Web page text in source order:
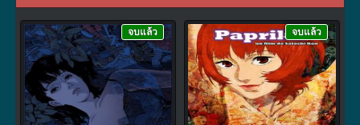
จบแล้ว จบแล้ว